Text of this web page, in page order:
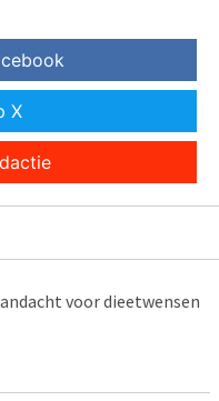
X
voor dieetwensen